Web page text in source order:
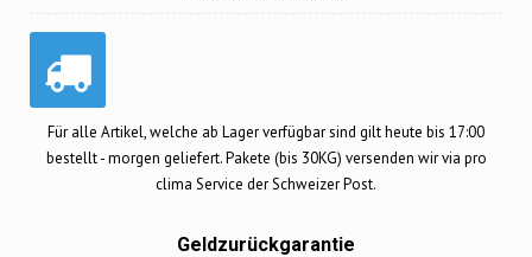
Für alle Artikel, welche ab Lager verfügbar sind gilt heute bis 17:00
bestellt - morgen geliefert. Pakete (bis 30KG) versenden wir via pro
clima Service der Schweizer Post.
Geldzurückgarantie